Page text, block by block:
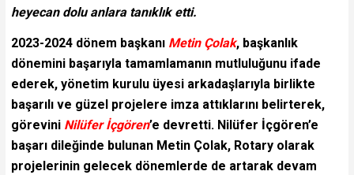
heyecan dolu anlara tanıklık etti.
2023-2024 dönem başkanı Metin Çolak, başkanlık
dönemini başarıyla tamamlamanın mutluluğunu ifade
ederek, yönetim kurulu üyesi arkadaşlarıyla birlikte
başarılı ve güzel projelere imza attıklarını belirterek,
görevini Nilüfer İçgören’e devretti. Nilüfer İçgören’e
başarı dileğinde bulunan Metin Çolak, Rotary olarak
projelerinin gelecek dönemlerde de artarak devam